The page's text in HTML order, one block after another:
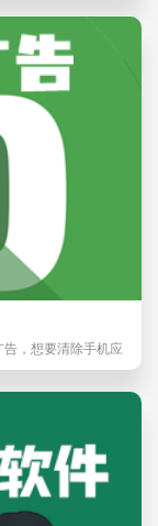
，想要清除手机应